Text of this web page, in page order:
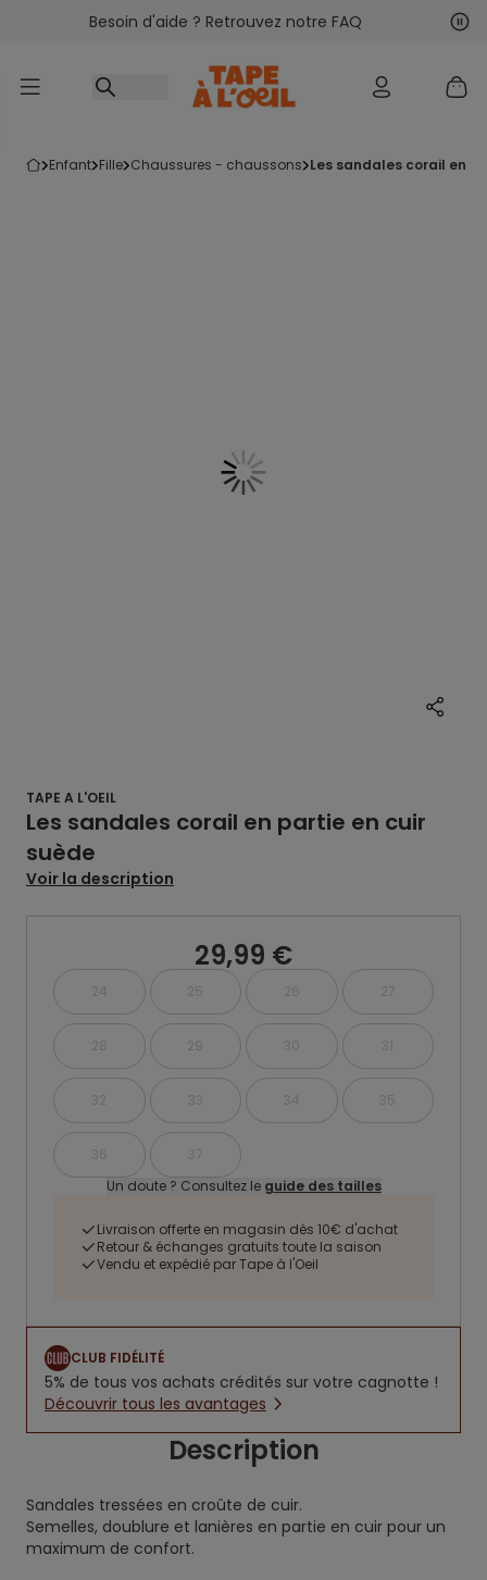
Accéder au contenu
Besoin d'aide ? Retrouvez notre FAQ
enfant fille chaussures - chaussons les sandales corail en
TAPE A L'OEIL
Les sandales corail en partie en cuir
suède
Voir la description
29,99 €
24 25 26 27
28 29 30 31
32 33 34 35
36
37
Un doute ? Consultez le guide des tailles
Livraison offerte en magasin dès 10€ d'achat
Retour & échanges gratuits toute la saison
Vendu et expédié par Tape à l'Oeil
CLUB FIDÉLITÉ
5% de tous vos achats crédités sur votre cagnotte !
Découvrir tous les avantages
Description
Sandales tressées en croûte de cuir.
Semelles, doublure et lanières en partie en cuir pour un
maximum de confort.